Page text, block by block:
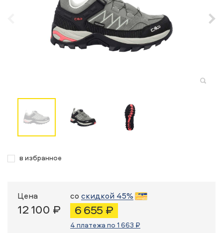
в избранное
Цена
12 100 ₽
со скидкой 45%
6 655 ₽
4 платежа по 1 663 ₽